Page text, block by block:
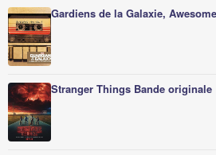
Gardiens de la Galaxie,
Stranger Things Bande originale